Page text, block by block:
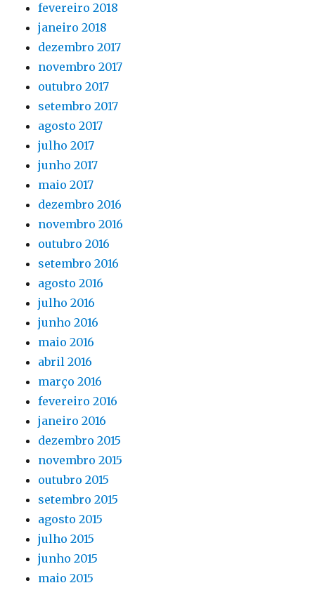
fevereiro 2018
janeiro 2018
dezembro 2017
novembro 2017
outubro 2017
setembro 2017
agosto 2017
julho 2017
junho 2017
maio 2017
dezembro 2016
novembro 2016
outubro 2016
setembro 2016
agosto 2016
julho 2016
junho 2016
maio 2016
abril 2016
março 2016
fevereiro 2016
janeiro 2016
dezembro 2015
novembro 2015
outubro 2015
setembro 2015
agosto 2015
julho 2015
junho 2015
maio 2015